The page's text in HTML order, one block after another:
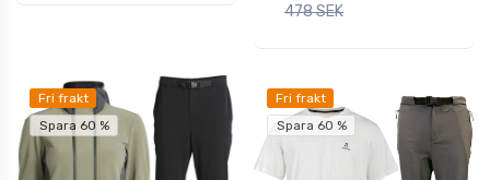
478 SEK
Fri frakt
Spara 60 %
Fri frakt
Spara 60 %